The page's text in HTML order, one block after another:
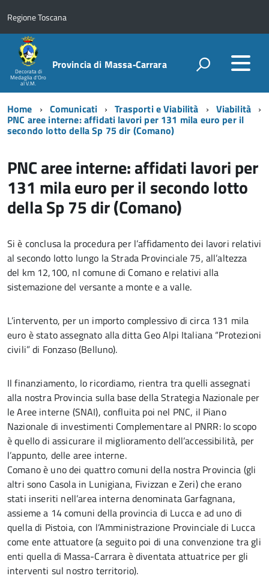
Regione Toscana
Decorata di
Medaglia d'Oro
al V.M.
Provincia di Massa‑Carrara
Home Comunicati Trasporti e Viabilità Viabilità
PNC aree interne: affidati lavori per 131 mila euro per il
secondo lotto della Sp 75 dir (Comano)
PNC aree interne: affidati lavori per
131 mila euro per il secondo lotto
della Sp 75 dir (Comano)
Si è conclusa la procedura per l’affidamento dei lavori relativi
al secondo lotto lungo la Strada Provinciale 75, all’altezza
del km 12,100, nl comune di Comano e relativi alla
sistemazione del versante a monte e a valle.
L’intervento, per un importo complessivo di circa 131 mila
euro è stato assegnato alla ditta Geo Alpi Italiana “Protezioni
civili” di Fonzaso (Belluno).
Il finanziamento, lo ricordiamo, rientra tra quelli assegnati
alla nostra Provincia sulla base della Strategia Nazionale per
le Aree interne (SNAI), confluita poi nel PNC, il Piano
Nazionale di investimenti Complementare al PNRR: lo scopo
è quello di assicurare il miglioramento dell’accessibilità, per
l’appunto, delle aree interne.
Comano è uno dei quattro comuni della nostra Provincia (gli
altri sono Casola in Lunigiana, Fivizzan e Zeri) che erano
stati inseriti nell’area interna denominata Garfagnana,
assieme a 14 comuni della provincia di Lucca e ad uno di
quella di Pistoia, con l’Amministrazione Provinciale di Lucca
come ente attuatore (a seguito poi di una convenzione tra gli
enti quella di Massa-Carrara è diventata attuatrice per gli
interventi sul nostro territorio).